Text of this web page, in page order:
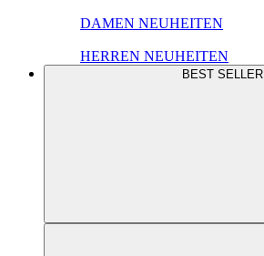
DAMEN NEUHEITEN
HERREN NEUHEITEN
BEST SELLER